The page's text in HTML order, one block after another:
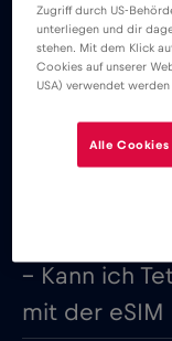
Nutzung im
abgedeckten
besten, wenn
– Kann ich
mit der eSIM
Zugriff durch US-
unterliegen und dir
stehen. Mit dem Klick
Cookies auf unserer
USA) verwendet werden
Alle Cookies